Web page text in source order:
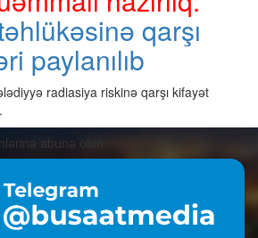
qarşı
paylanılıb
radiasiya riskinə qarşı kifayət
abunə olun